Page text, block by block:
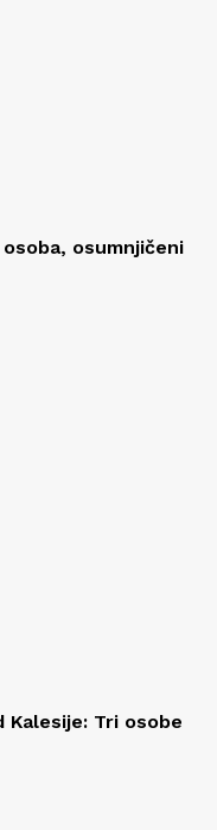
osoba, osumnjičeni
Kalesije: Tri osobe